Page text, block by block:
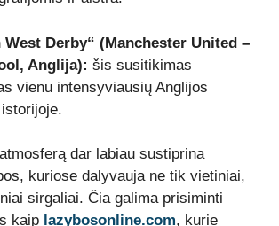
West Derby“ (Manchester United –
Anglija): šis susitikimas
vienu intensyviausių Anglijos
dar labiau sustiprina
kuriose dalyvauja ne tik vietiniai,
sirgaliai. Čia galima prisiminti
kaip lazybosonline.com, kurie